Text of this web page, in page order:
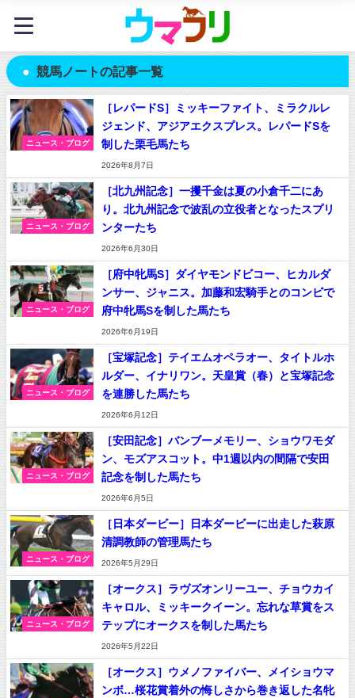
競馬ノートの記事一覧
ニュース・ブログ
［レパードS］ミッキーファイト、ミラクルレ
ジェンド、アジアエクスプレス。レパードSを
制した栗毛馬たち
2026年8月7日
ニュース・ブログ
［北九州記念］一攫千金は夏の小倉千二にあ
り。北九州記念で波乱の立役者となったスプリ
ンターたち
2026年6月30日
ニュース・ブログ
［府中牝馬S］ダイヤモンドビコー、ヒカルダ
ンサー、ジャニス。加藤和宏騎手とのコンビで
府中牝馬Sを制した馬たち
2026年6月19日
ニュース・ブログ
［宝塚記念］テイエムオペラオー、タイトルホ
ルダー、イナリワン。天皇賞（春）と宝塚記念
を連勝した馬たち
2026年6月12日
ニュース・ブログ
［安田記念］バンブーメモリー、ショウワモダ
ン、モズアスコット。中1週以内の間隔で安田
記念を制した馬たち
2026年6月5日
ニュース・ブログ
［日本ダービー］日本ダービーに出走した萩原
清調教師の管理馬たち
2026年5月29日
ニュース・ブログ
［オークス］ラヴズオンリーユー、チョウカイ
キャロル、ミッキークイーン。忘れな草賞をス
テップにオークスを制した馬たち
2026年5月22日
［オークス］ウメノファイバー、メイショウマ
ンボ…桜花賞着外の悔しさから巻き返した名牝